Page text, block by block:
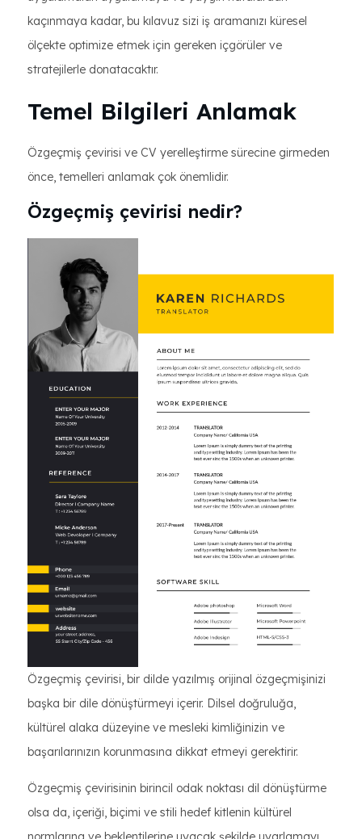
kaçınmaya kadar, bu kılavuz sizi iş aramanızı küresel
ölçekte optimize etmek için gereken içgörüler ve
stratejilerle donatacaktır.
Temel Bilgileri Anlamak
Özgeçmiş çevirisi ve CV yerelleştirme sürecine girmeden
önce, temelleri anlamak çok önemlidir.
Özgeçmiş çevirisi nedir?
Özgeçmiş çevirisi, bir dilde yazılmış orijinal özgeçmişinizi
başka bir dile dönüştürmeyi içerir. Dilsel doğruluğa,
kültürel alaka düzeyine ve mesleki kimliğinizin ve
başarılarınızın korunmasına dikkat etmeyi gerektirir.
Özgeçmiş çevirisinin birincil odak noktası dil dönüştürme
olsa da, içeriği, biçimi ve stili hedef kitlenin kültürel